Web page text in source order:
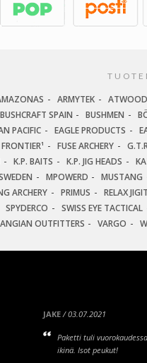
ARMYTEK
BUSHCRAFT SPAIN BUSHMEN
PACIFIC EAGLE PRODUCTS
FRONTIER¹ FUSE ARCHERY
K.P. BAITS K.P. JIG HEADS
MPOWERD MUSTANG
ARCHERY PRIMUS RELAX JIGIT
SPYDERCO SWISS EYE TACTICAL
OUTFITTERS VARGO
JAKE / 03.07.2021
Paketti tuli
ikinä. Isot peukut!